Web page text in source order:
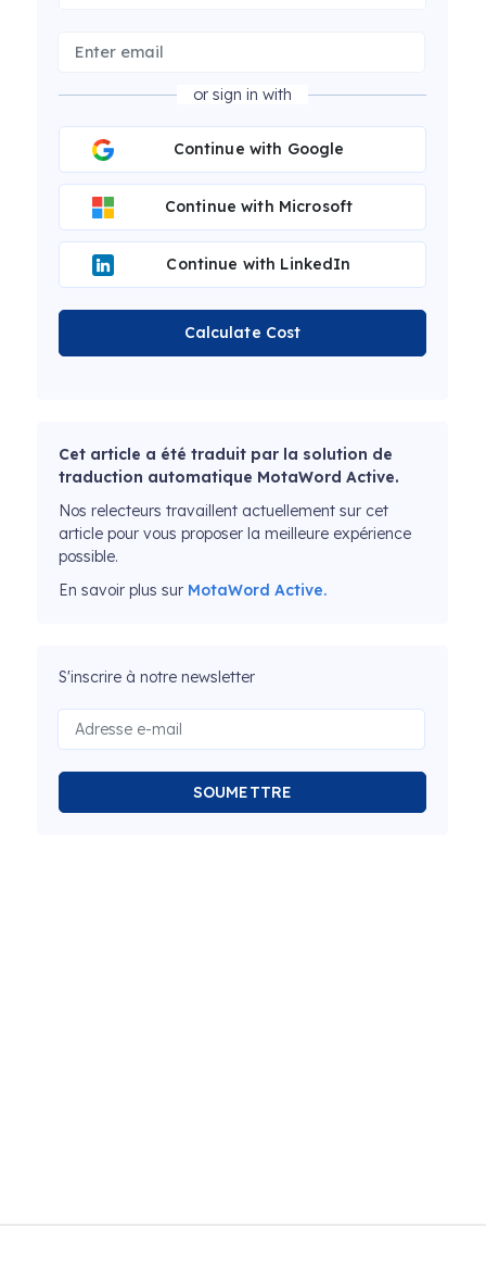
or sign in with
Continue with Google
Continue with Microsoft
Continue with LinkedIn
Calculate Cost
Cet article a été traduit par la solution de
traduction automatique MotaWord Active.
Nos relecteurs travaillent actuellement sur cet
article pour vous proposer la meilleure expérience
possible.
En savoir plus sur MotaWord Active.
S'inscrire à notre newsletter
SOUMETTRE